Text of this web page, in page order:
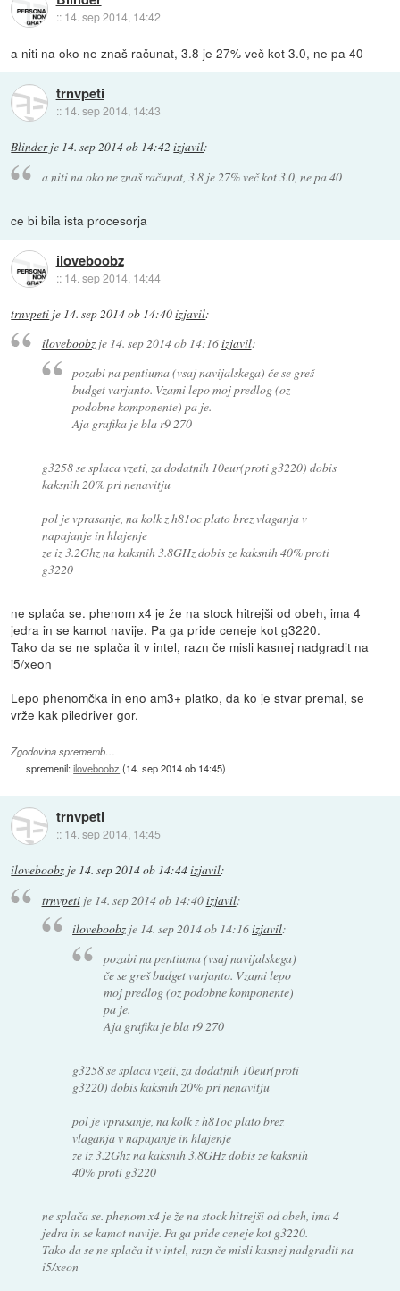
:: 14. sep 2014, 14:42
a niti na oko ne znaš računat, 3.8 je 27% več kot 3.0, ne pa 40
trnvpeti
:: 14. sep 2014, 14:43
Blinderje 14. sep 2014 ob 14:42 izjavil:
a niti na oko ne znaš računat, 3.8 je 27% več kot 3.0, ne pa 40
ce bi bila ista procesorja
iloveboobz
:: 14. sep 2014, 14:44
trnvpeti je 14. sep 2014 ob 14:40izjavil:
iloveboobzje 14. sep 2014 ob 14:16izjavil:
pozabi na pentiuma (vsaj navijalskega) če se greš
budget varjanto. Vzami lepo moj predlog (oz
podobne komponente) pa je.
Aja grafika je bla r9 270
g3258 se splaca vzeti, za dodatnih 10eur(proti g3220) dobis
kaksnih 20% pri nenavitju
pol je vprasanje, na kolk z h81oc plato brez vlaganja v
napajanje in hlajenje
ze iz 3.2Ghz na kaksnih 3.8GHz dobis ze kaksnih 40% proti
g3220
ne splača se. phenom x4 je že na stock hitrejši od obeh, ima 4
jedra in se kamot navije. Pa ga pride ceneje kot g3220.
Tako da se ne splača it v intel, razn če misli kasnej nadgradit na
i5/xeon
Lepo phenomčka in eno am3+ platko, da ko je stvar premal, se
vrže kak piledriver gor.
Zgodovina sprememb…
spremenil:iloveboobz (14. sep 2014 ob 14:45)
trnvpeti
:: 14. sep 2014, 14:45
iloveboobz je 14. sep 2014 ob 14:44izjavil:
trnvpetije 14. sep 2014 ob 14:40izjavil:
iloveboobz je 14. sep 2014 ob 14:16izjavil:
pozabi na pentiuma (vsaj navijalskega)
če se greš budget varjanto. Vzami lepo
moj predlog (oz podobne komponente)
pa je.
Aja grafika je bla r9 270
g3258 se splaca vzeti, za dodatnih 10eur(proti
g3220) dobis kaksnih 20% pri nenavitju
pol je vprasanje, na kolk z h81oc plato brez
vlaganja v napajanje in hlajenje
ze iz 3.2Ghz na kaksnih 3.8GHz dobis ze kaksnih
40% proti g3220
ne splača se. phenom x4 je že na stock hitrejši od obeh, ima 4
jedra in se kamot navije. Pa ga pride ceneje kot g3220.
Tako da se ne splača it v intel, razn če misli kasnej nadgradit na
i5/xeon